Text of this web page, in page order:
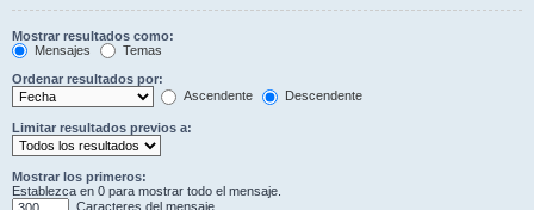
Mostrar resultados como:
Mensajes
Temas
Ordenar resultados por:
Ascendente
Descendente
Limitar resultados previos a:
Mostrar los primeros:
Establezca en 0 para mostrar todo el mensaje.
Caracteres del mensaje